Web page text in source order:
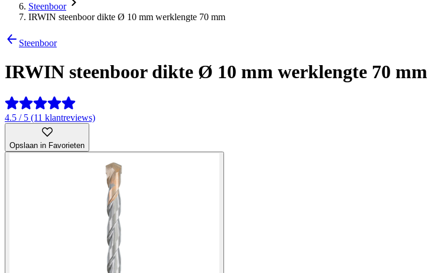
Steenboor
IRWIN steenboor dikte Ø 10 mm werklengte 70 mm
Steenboor
IRWIN steenboor dikte Ø 10 mm werklengte 70 mm
4.5 / 5 (11 klantreviews)
Opslaan in Favorieten